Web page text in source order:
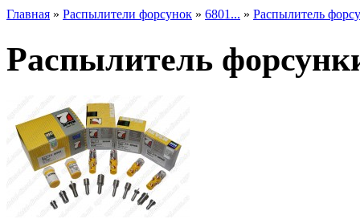
Главная » Распылители форсунок » 6801... » Распылитель
Распылитель